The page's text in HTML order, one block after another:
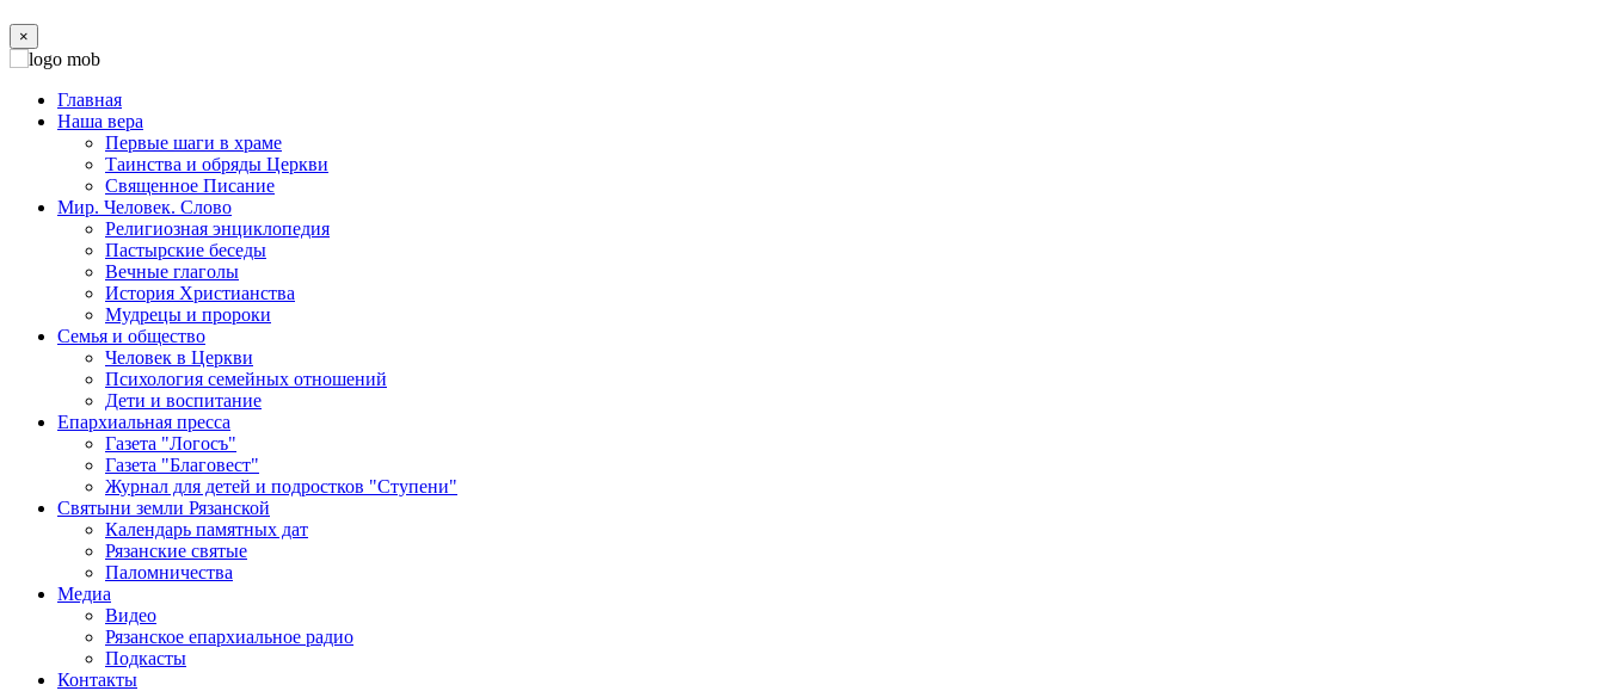
×
Главная
Наша вера
Первые шаги в храме
Таинства и обряды Церкви
Священное Писание
Мир. Человек. Слово
Религиозная энциклопедия
Пастырские беседы
Вечные глаголы
История Христианства
Мудрецы и пророки
Семья и общество
Человек в Церкви
Психология семейных отношений
Дети и воспитание
Епархиальная пресса
Газета "Логосъ"
Газета "Благовест"
Журнал для детей и подростков "Ступени"
Святыни земли Рязанской
Календарь памятных дат
Рязанские святые
Паломничества
Медиа
Видео
Рязанское епархиальное радио
Подкасты
Контакты